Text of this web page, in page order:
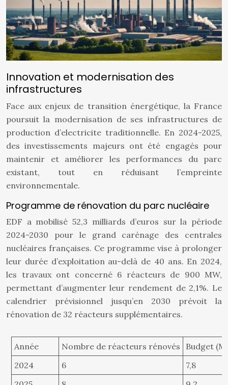
Innovation et modernisation des
infrastructures
Face aux enjeux de transition énergétique, la France
poursuit la modernisation de ses infrastructures de
production d’electricite traditionnelle. En 2024-2025,
des investissements majeurs ont été engagés pour
maintenir et améliorer les performances du parc
existant, tout en réduisant l’empreinte
environnementale.
Programme de rénovation du parc nucléaire
EDF a mobilisé 52,3 milliards d’euros sur la période
2024-2030 pour le grand carénage des centrales
nucléaires françaises. Ce programme vise à prolonger
leur durée d’exploitation au-delà de 40 ans. En 2024,
les travaux ont concerné 6 réacteurs de 900 MW,
permettant d’augmenter leur rendement de 2,1%. Le
calendrier prévisionnel jusqu’en 2030 prévoit la
rénovation de 32 réacteurs supplémentaires.
Année Nombre de réacteurs rénovés
Budget
2024
6
7,8